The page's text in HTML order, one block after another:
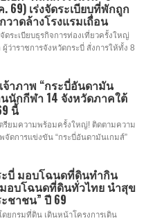
. 69) เร่งจัดระเบียบที่พักถูก
าดล้างโรงแรมเถื่อน
ดระเบียบธุรกิจการท่องเที่ยวครั้งใหญ่
ผู้ว่าราชการจังหวัดกระบี่ สั่งการให้ทั้ง 8
จ้าภาพ “กระบี่อันดามัน
นักกีฬา 14 จังหวัดภาคใต้
นี้
รียมความพร้อมครั้งใหญ่! ติดตามความ
จัดการแข่งขัน “กระบี่อันดามันเกมส์”
บี่ มอบโฉนดที่ดินทำกิน
อบโฉนดที่ดินทั่วไทย นำสุข
ชาชน” ปี 69
ยกรมที่ดิน เดินหน้าโครงการเดิน